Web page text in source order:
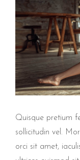
Quisque pretium
sollicitudin vel.
orci sit amet,